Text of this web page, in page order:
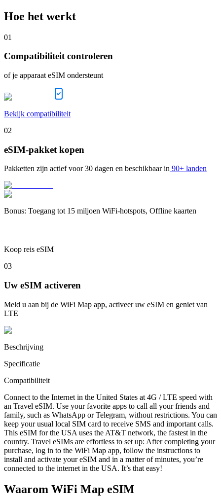
Hoe het werkt
01
Compatibiliteit controleren
of je apparaat eSIM ondersteunt
Bekijk compatibiliteit
02
eSIM-pakket kopen
Pakketten zijn actief voor 30 dagen en beschikbaar in 90+ landen
Bonus: Toegang tot 15 miljoen WiFi-hotspots, Offline kaarten
Koop reis eSIM
03
Uw eSIM activeren
Meld u aan bij de WiFi Map app, activeer uw eSIM en geniet van
LTE
Beschrijving
Specificatie
Compatibiliteit
Connect to the Internet in the United States at 4G / LTE speed with
an Travel eSIM. Use your favorite apps to call all your friends and
family, such as WhatsApp or Telegram, without restrictions. You can
keep your usual local SIM card to receive SMS and important calls.
This eSIM for the USA uses the AT&T network, the fastest in the
country. Travel eSIMs are effortless to set up: After completing your
purchase, log in to the WiFi Map app, follow the instructions to
install and activate your eSIM and in a matter of minutes, you’re
connected to the internet in the USA. It’s that easy!
Waarom WiFi Map eSIM